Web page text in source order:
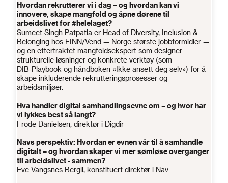
Hvordan rekrutterer vi i dag – og hvordan kan vi
innovere, skape mangfold og åpne dørene til
arbeidslivet for #helelaget?
Sumeet Singh Patpatia er Head of Diversity, Inclusion &
Belonging hos FINN/Vend — Norge største jobbformidler —
og en ettertraktet mangfoldsekspert som designer
strukturelle løsninger og konkrete verktøy (som
DIB‑Playbook og håndboken «Ikke ansett deg selv») for å
skape inkluderende rekrutteringsprosesser og
arbeidsmiljøer.
Hva handler digital samhandlingsevne om – og hvor har
vi lykkes best så langt?
Frode Danielsen, direktør i Digdir
Navs perspektiv: Hvordan er evnen vår til å samhandle
digitalt – og hvordan skaper vi mer sømløse overganger
til arbeidslivet - sammen?
Eve Vangsnes Bergli, konstituert direktør i Nav